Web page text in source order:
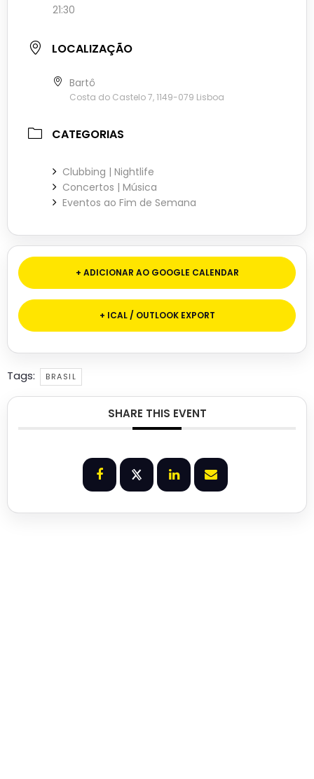
21:30
LOCALIZAÇÃO
Bartô
Costa do Castelo 7, 1149-079 Lisboa
CATEGORIAS
Clubbing | Nightlife
Concertos | Música
Eventos ao Fim de Semana
+ ADICIONAR AO GOOGLE CALENDAR
+ ICAL / OUTLOOK EXPORT
Tags: BRASIL
SHARE THIS EVENT